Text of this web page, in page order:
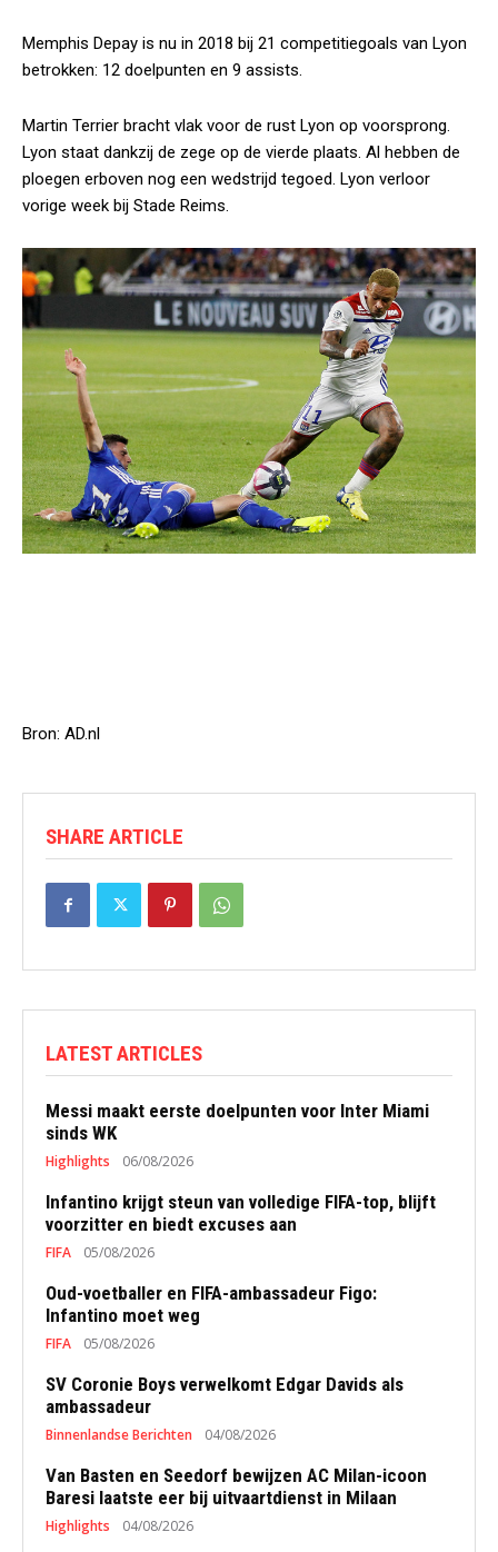
Memphis Depay is nu in 2018 bij 21 competitiegoals van Lyon
betrokken: 12 doelpunten en 9 assists.
Martin Terrier bracht vlak voor de rust Lyon op voorsprong.
Lyon staat dankzij de zege op de vierde plaats. Al hebben de
ploegen erboven nog een wedstrijd tegoed. Lyon verloor
vorige week bij Stade Reims.
Bron: AD.nl
SHARE ARTICLE
LATEST ARTICLES
Messi maakt eerste doelpunten voor Inter Miami
sinds WK
Highlights 06/08/2026
Infantino krijgt steun van volledige FIFA-top, blijft
voorzitter en biedt excuses aan
FIFA 05/08/2026
Oud-voetballer en FIFA-ambassadeur Figo:
Infantino moet weg
FIFA 05/08/2026
SV Coronie Boys verwelkomt Edgar Davids als
ambassadeur
Binnenlandse Berichten 04/08/2026
Van Basten en Seedorf bewijzen AC Milan-icoon
Baresi laatste eer bij uitvaartdienst in Milaan
Highlights 04/08/2026